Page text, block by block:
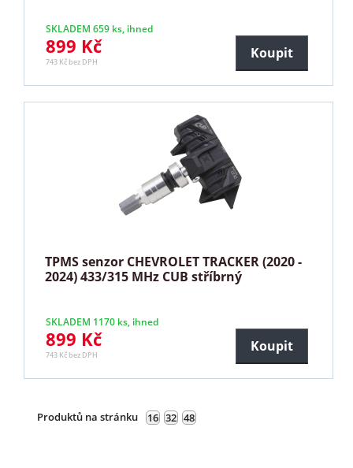
SKLADEM 659 ks, ihned
899 Kč
743 Kč bez DPH
Koupit
TPMS senzor CHEVROLET TRACKER (2020 -
2024) 433/315 MHz CUB stříbrný
SKLADEM 1170 ks, ihned
899 Kč
743 Kč bez DPH
Koupit
Produktů na stránku 16 32 48